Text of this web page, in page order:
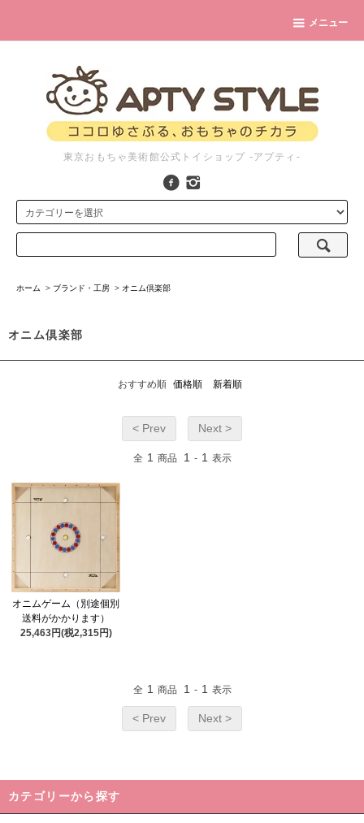
メニュー
東京おもちゃ美術館公式トイショップ -アプティ-
ホーム > ブランド・工房 > オニム倶楽部
オニム倶楽部
おすすめ順 価格順 新着順
< Prev Next >
全 1 商品 1 - 1 表示
オニムゲーム（別途個別
送料がかかります）
25,463円(税2,315円)
全 1 商品 1 - 1 表示
< Prev Next >
カテゴリーから探す